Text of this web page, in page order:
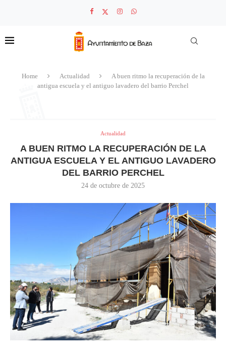
Home Actualidad
A buen ritmo la recuperación de la
antigua escuela y el antiguo lavadero del barrio Perchel
Actualidad
A BUEN RITMO LA RECUPERACIÓN DE LA
ANTIGUA ESCUELA Y EL ANTIGUO LAVADERO
DEL BARRIO PERCHEL
24 de octubre de 2025